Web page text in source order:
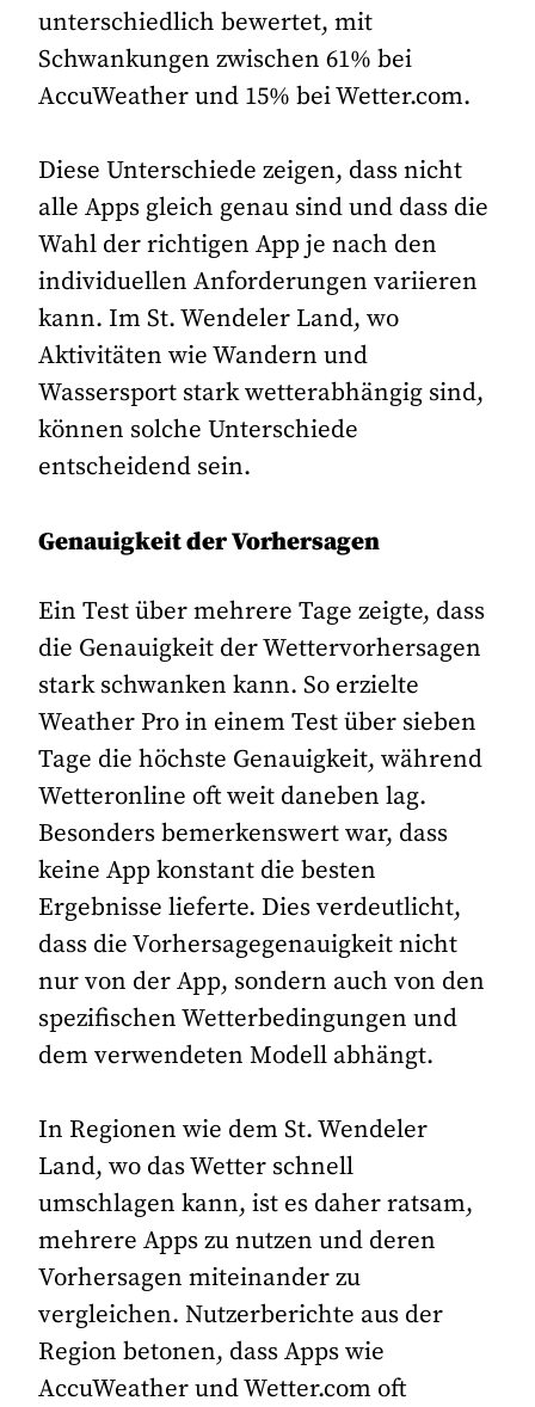
unterschiedlich bewertet, mit
Schwankungen zwischen 61% bei
AccuWeather und 15% bei Wetter.com​​​.
Diese Unterschiede zeigen, dass nicht
alle Apps gleich genau sind und dass die
Wahl der richtigen App je nach den
individuellen Anforderungen variieren
kann. Im St. Wendeler Land, wo
Aktivitäten wie Wandern und
Wassersport stark wetterabhängig sind,
können solche Unterschiede
entscheidend sein.
Genauigkeit der Vorhersagen
Ein Test über mehrere Tage zeigte, dass
die Genauigkeit der Wettervorhersagen
stark schwanken kann. So erzielte
Weather Pro in einem Test über sieben
Tage die höchste Genauigkeit, während
Wetteronline oft weit daneben lag​.
Besonders bemerkenswert war, dass
keine App konstant die besten
Ergebnisse lieferte. Dies verdeutlicht,
dass die Vorhersagegenauigkeit nicht
nur von der App, sondern auch von den
spezifischen Wetterbedingungen und
dem verwendeten Modell abhängt.
In Regionen wie dem St. Wendeler
Land, wo das Wetter schnell
umschlagen kann, ist es daher ratsam,
mehrere Apps zu nutzen und deren
Vorhersagen miteinander zu
vergleichen. Nutzerberichte aus der
Region betonen, dass Apps wie
AccuWeather und Wetter.com oft